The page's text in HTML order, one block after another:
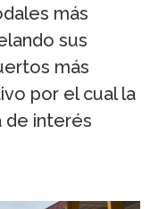
más
sus
más
por el cual la
de interés